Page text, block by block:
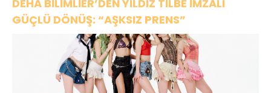
DEHA BİLİMLİER’DEN YILDIZ TİLBE İMZALI
GÜÇLÜ DÖNÜŞ: “AŞKSIZ PRENS”